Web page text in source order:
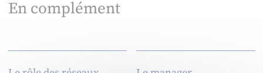
En complément